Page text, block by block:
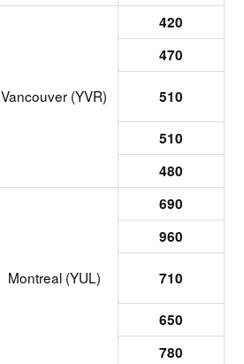
Vancouver (YVR)
420
470
510
510
480
Montreal (YUL)
690
960
710
650
780